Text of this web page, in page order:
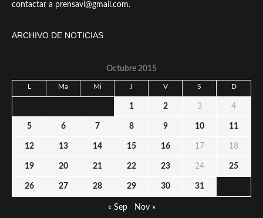
contactar a prensavi@gmail.com.
ARCHIVO DE NOTICIAS
Octubre 2015
L Ma Mi J V S D
1 2 3 4
5 6 7 8 9 10 11
12 13 14 15 16 17 18
19 20 21 22 23 24 25
26 27 28 29 30 31
« Sep Nov »